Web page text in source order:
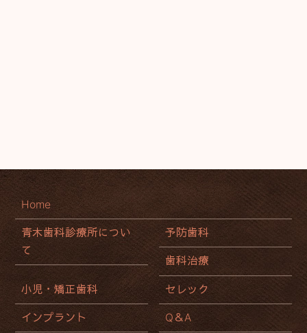
Home
青木歯科診療所につい
て
予防歯科
歯科治療
小児・矯正歯科 セレック
インプラント Q＆A